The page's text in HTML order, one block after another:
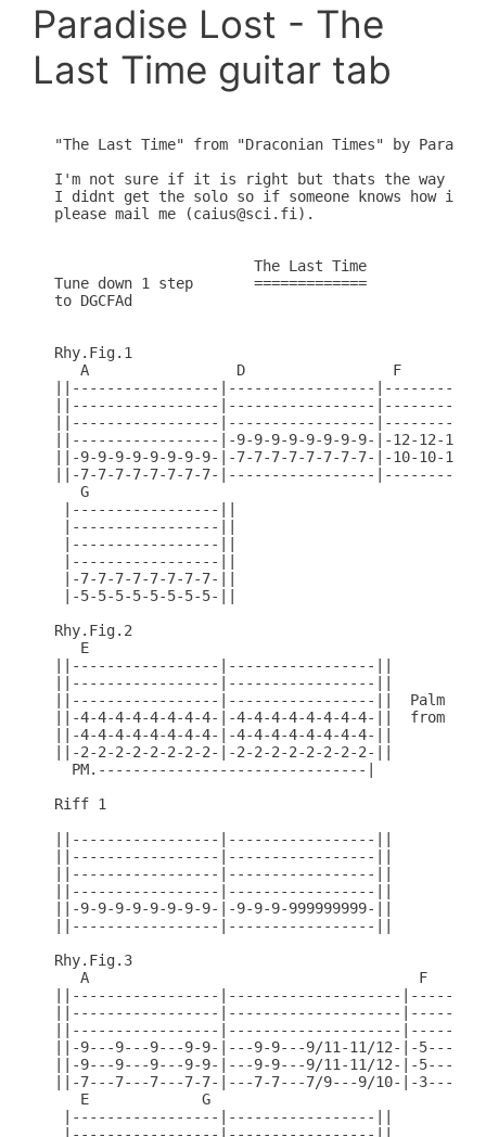
Paradise Lost - The
Last Time guitar tab
"The Last Time" from "Draconian Times" by
I'm not sure if it is right but thats the way i
I didnt get the solo so if someone knows how it
please mail me (caius@sci.fi).
                       The Last Time
Tune down 1 step       =============
to DGCFAd
Rhy.Fig.1
   A                 D                 F
||-----------------|-----------------
||-----------------|-----------------
||-----------------|-----------------
||-----------------|-9-9-9-9-9-9-9-9-|-12-12-12-
||-9-9-9-9-9-9-9-9-|-7-7-7-7-7-7-7-7-|-10-10-10-
||-7-7-7-7-7-7-7-7-|-----------------
   G
|-----------------||
|-----------------||
|-----------------||
|-----------------||
|-7-7-7-7-7-7-7-7-||
|-5-5-5-5-5-5-5-5-||
Rhy.Fig.2
   E
||-----------------|-----------------||
||-----------------|-----------------||
||-----------------|-----------------||  Palm
||-4-4-4-4-4-4-4-4-|-4-4-4-4-4-4-4-4-||  from
||-4-4-4-4-4-4-4-4-|-4-4-4-4-4-4-4-4-||
||-2-2-2-2-2-2-2-2-|-2-2-2-2-2-2-2-2-||
  PM.-------------------------------|
Riff 1
||-----------------|-----------------||
||-----------------|-----------------||
||-----------------|-----------------||
||-----------------|-----------------||
||-9-9-9-9-9-9-9-9-|-9-9-9-999999999-||
||-----------------|-----------------||
Rhy.Fig.3
   A                                      F
||-----------------|--------------------
||-----------------|--------------------
||-----------------|--------------------
||-9---9---9---9-9-|---9-9---9/11-11/12-|-5---
||-9---9---9---9-9-|---9-9---9/11-11/12-|-5---
||-7---7---7---7-7-|---7-7---7/9---9/10-|-3---
   E             G
|-----------------|-----------------||